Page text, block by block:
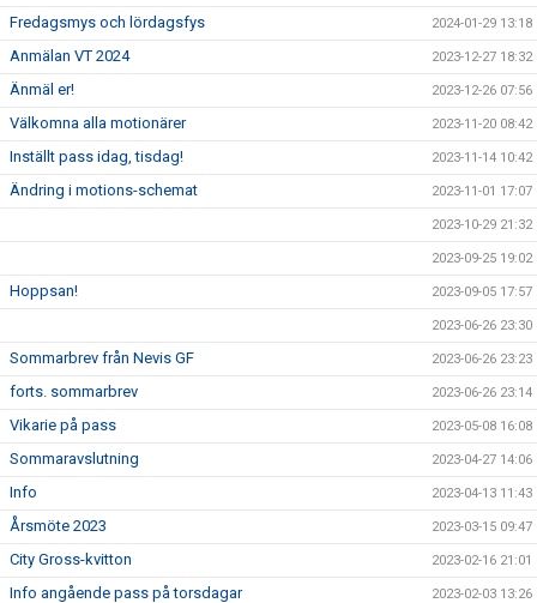
Fredagsmys och lördagsfys 2024-01-29 13:18
Anmälan VT 2024 2023-12-27 18:32
Änmäl er! 2023-12-26 07:56
Välkomna alla motionärer 2023-11-20 08:42
Inställt pass idag, tisdag! 2023-11-14 10:42
Ändring i motions-schemat 2023-11-01 17:07
2023-10-29 21:32
2023-09-25 19:02
Hoppsan! 2023-09-05 17:57
2023-06-26 23:30
Sommarbrev från Nevis GF 2023-06-26 23:23
forts. sommarbrev 2023-06-26 23:14
Vikarie på pass 2023-05-08 16:08
Sommaravslutning 2023-04-27 14:06
Info 2023-04-13 11:43
Årsmöte 2023 2023-03-15 09:47
City Gross-kvitton 2023-02-16 21:01
Info angående pass på torsdagar 2023-02-03 13:26